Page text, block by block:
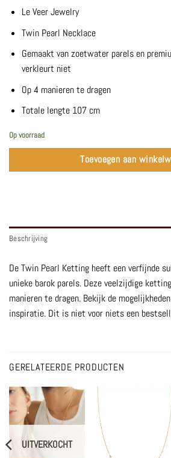
Le Veer Jewelry
Twin Pearl Necklace
Gemaakt van zoetwater parels en
verkleurt niet
Op 4 manieren te dragen
Totale lengte 107 cm
Op voorraad
Toevoegen aan
Beschrijving
De Twin Pearl Ketting heeft een verfijnde
unieke barok parels. Deze veelzijdige
manieren te dragen. Bekijk de
inspiratie. Dit is niet voor niets een
GERELATEERDE PRODUCTEN
UITVERKOCHT